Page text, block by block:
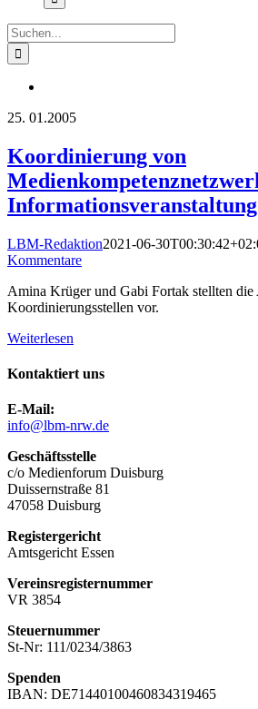
Suche
nach:
25. 01.2005
Koordinierung von
Informationsveranstaltung
LBM-Redaktion2021-06-
Kommentare
Amina Krüger und Gabi Fortak stellten die
Koordinierungsstellen vor.
Weiterlesen
Kontaktiert uns
E-Mail:
info@lbm-nrw.de
Geschäftsstelle
c/o Medienforum Duisburg
Duissernstraße 81
47058 Duisburg
Registergericht
Amtsgericht Essen
Vereinsregisternummer
VR 3854
Steuernummer
St-Nr: 111/0234/3863
Spenden
IBAN: DE71440100460834319465